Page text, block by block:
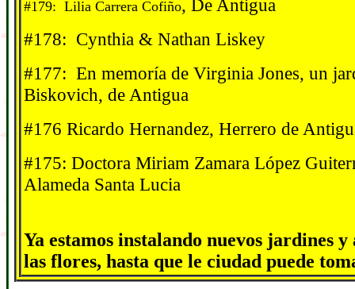
#179: Lilia Carrera Cofiño, De Antigua
#178: Cynthia & Nathan Liskey
#177: En memoría de Virginia Jones, un
Biskovich, de Antigua
#176 Ricardo Hernandez, Herrero de
#175: Doctora Miriam Zamara López
Alameda Santa Lucia
Ya estamos instalando nuevos jardines y
las flores, hasta que le ciudad puede